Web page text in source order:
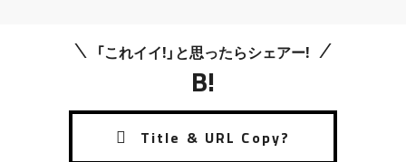
「これイイ!」と思ったらシェアー!
B!